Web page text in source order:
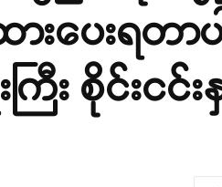
ေးရတာပါ
း စိုင်းငင်